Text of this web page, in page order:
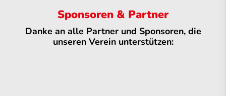
Sponsoren & Partner
Danke an alle Partner und Sponsoren, die
unseren Verein unterstützen: